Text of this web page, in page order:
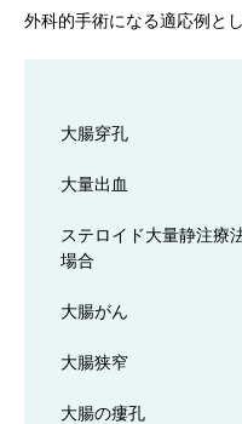
外科的手術になる適応例と
大腸穿孔
大量出血
ステロイド大量静注療
場合
大腸がん
大腸狭窄
大腸の瘻孔